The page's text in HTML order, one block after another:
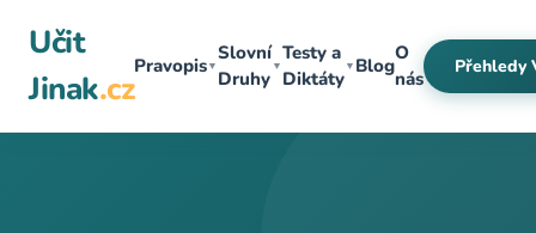
obsah
Učit
Jinak.cz
Pravopis▼
Slovní
Druhy
▼
Testy a
Diktáty
▼ Blog
O
nás
Přehledy